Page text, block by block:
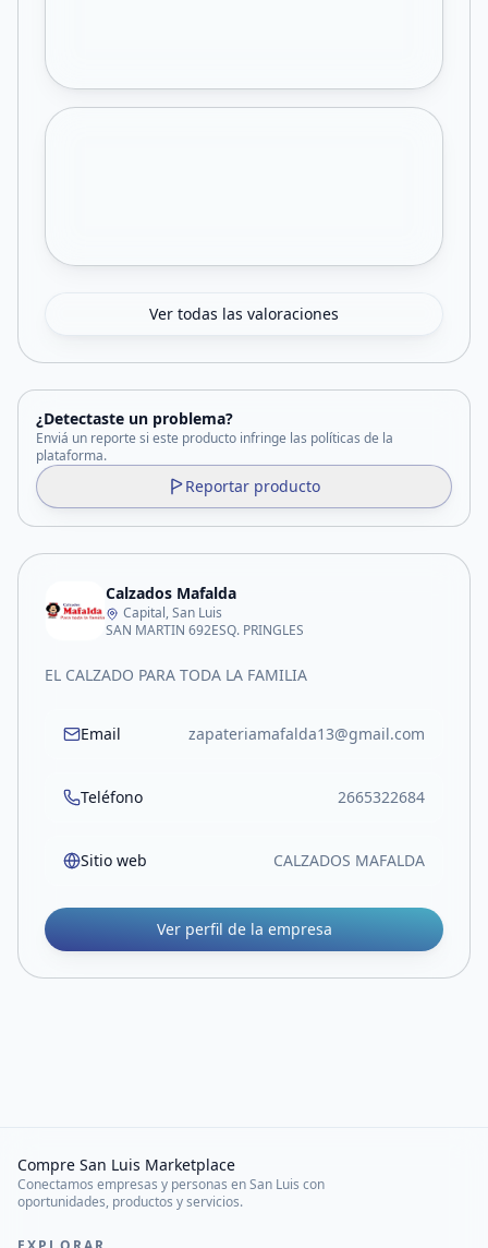
Ver todas las valoraciones
¿Detectaste un problema?
Enviá un reporte si este producto infringe las políticas de la
plataforma.
Reportar producto
Calzados Mafalda
Capital, San Luis
SAN MARTIN 692ESQ. PRINGLES
EL CALZADO PARA TODA LA FAMILIA
Email zapateriamafalda13@gmail.com
Teléfono 2665322684
Sitio web CALZADOS MAFALDA
Ver perfil de la empresa
Compre San Luis Marketplace
Conectamos empresas y personas en San Luis con
oportunidades, productos y servicios.